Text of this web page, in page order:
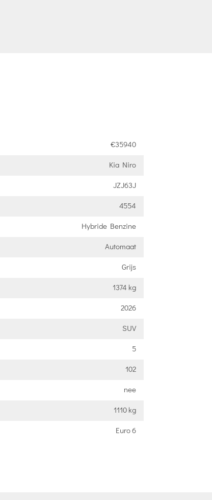
€35940
Kia Niro
JZJ63J
4554
Hybride Benzine
Automaat
Grijs
1374 kg
2026
SUV
5
102
nee
1110 kg
Euro 6